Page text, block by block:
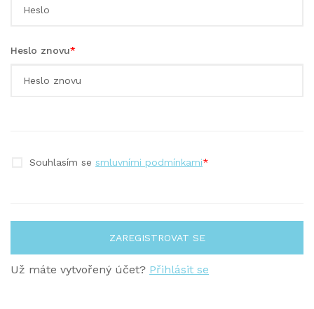
Heslo znovu*
Souhlasím se smluvními podmínkami*
ZAREGISTROVAT SE
Už máte vytvořený účet? Přihlásit se